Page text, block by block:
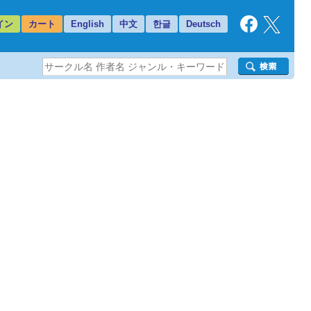
ン カート English 中文 한글 Deutsch